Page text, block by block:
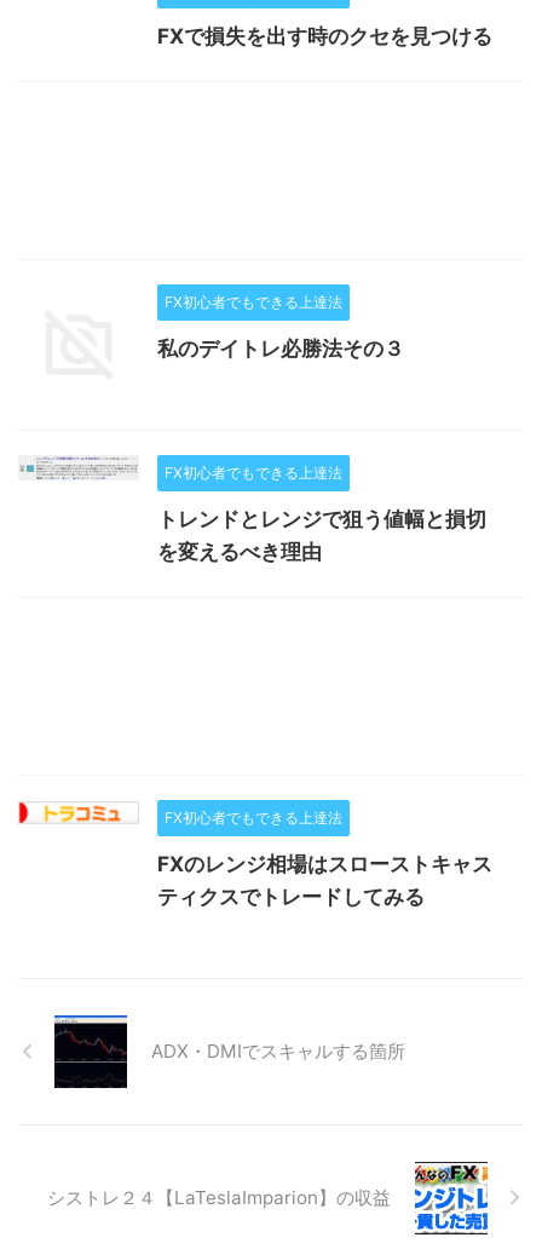
FXで損失を出す時のクセを見つける
FX初心者でもできる上達法
私のデイトレ必勝法その３
FX初心者でもできる上達法
トレンドとレンジで狙う値幅と損切
を変えるべき理由
FX初心者でもできる上達法
FXのレンジ相場はスローストキャス
ティクスでトレードしてみる
ADX・DMIでスキャルする箇所
シストレ２４【LaTeslaImparion】の収益